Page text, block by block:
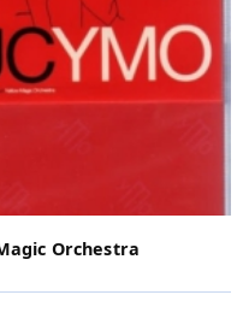
Orchestra